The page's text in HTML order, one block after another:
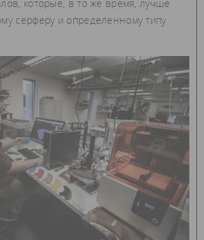
которые, в то же время, лучше
серферу и определенному типу